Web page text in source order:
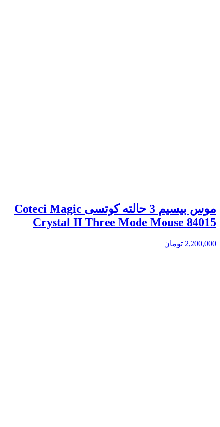
موس بیسیم 3 حالته کوتسی Coteci Magic
Crystal II Three Mode Mouse 84015
2,200,000 تومان